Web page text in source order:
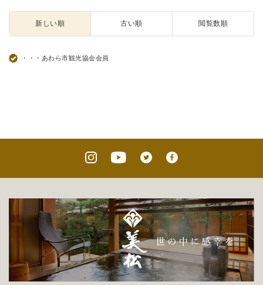
新しい順 古い順 閲覧数順
・・・あわら市観光協会会員